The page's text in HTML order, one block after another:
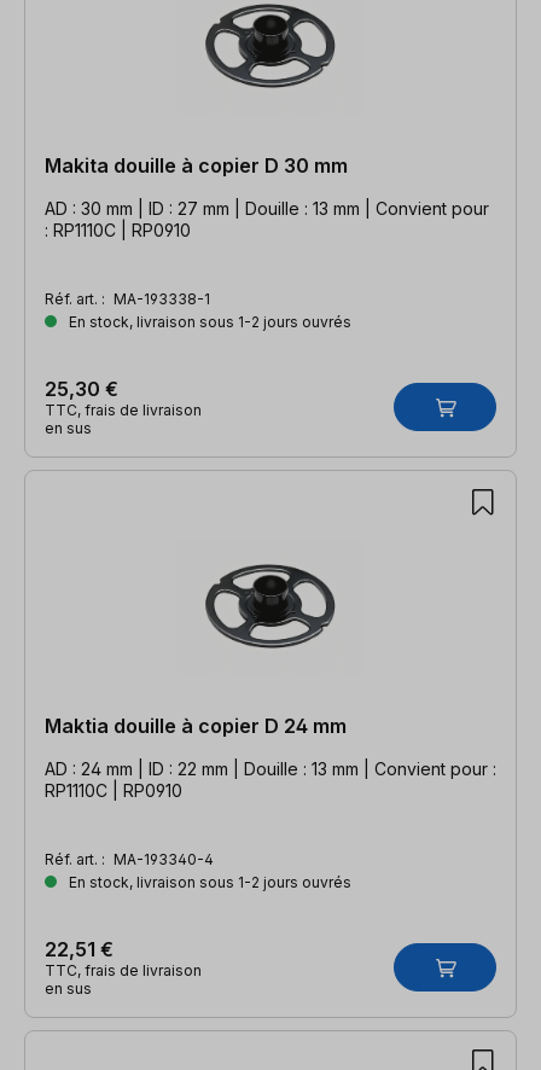
Makita douille à copier D 30 mm
AD : 30 mm | ID : 27 mm | Douille : 13 mm | Convient pour
: RP1110C | RP0910
Réf. art. : MA-193338-1
En stock, livraison sous 1-2 jours ouvrés
25,30 €
TTC, frais de livraison
en sus
Maktia douille à copier D 24 mm
AD : 24 mm | ID : 22 mm | Douille : 13 mm | Convient pour :
RP1110C | RP0910
Réf. art. : MA-193340-4
En stock, livraison sous 1-2 jours ouvrés
22,51 €
TTC, frais de livraison
en sus